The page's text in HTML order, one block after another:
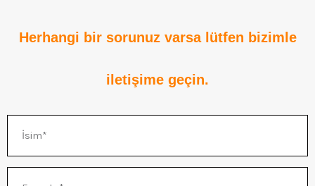
Herhangi bir sorunuz varsa lütfen bizimle
iletişime geçin.